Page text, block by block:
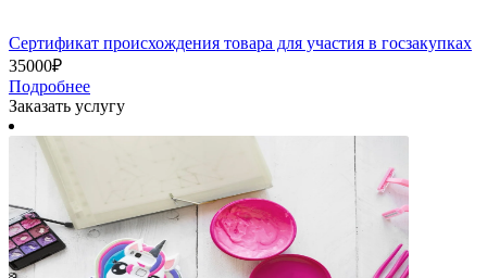
Сертификат происхождения товара для участия в госзакупках
35000₽
Подробнее
Заказать услугу